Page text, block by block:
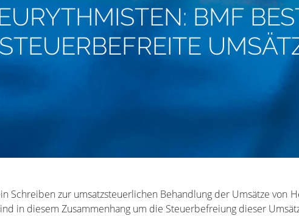
BMF
STEUERBEFREITE
Schreiben zur umsatzsteuerlichen Behandlung der Umsätze von
in diesem Zusammenhang um die Steuerbefreiung dieser